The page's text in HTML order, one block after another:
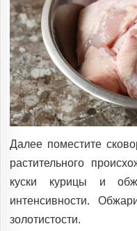
Далее поместите
растительного
куски курицы и
интенсивности.
золотистости.